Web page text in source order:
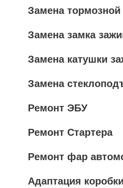
Замена тормозной
Замена замка
Замена катушки
Замена
Ремонт ЭБУ
Ремонт Стартера
Ремонт фар
Адаптация коробки